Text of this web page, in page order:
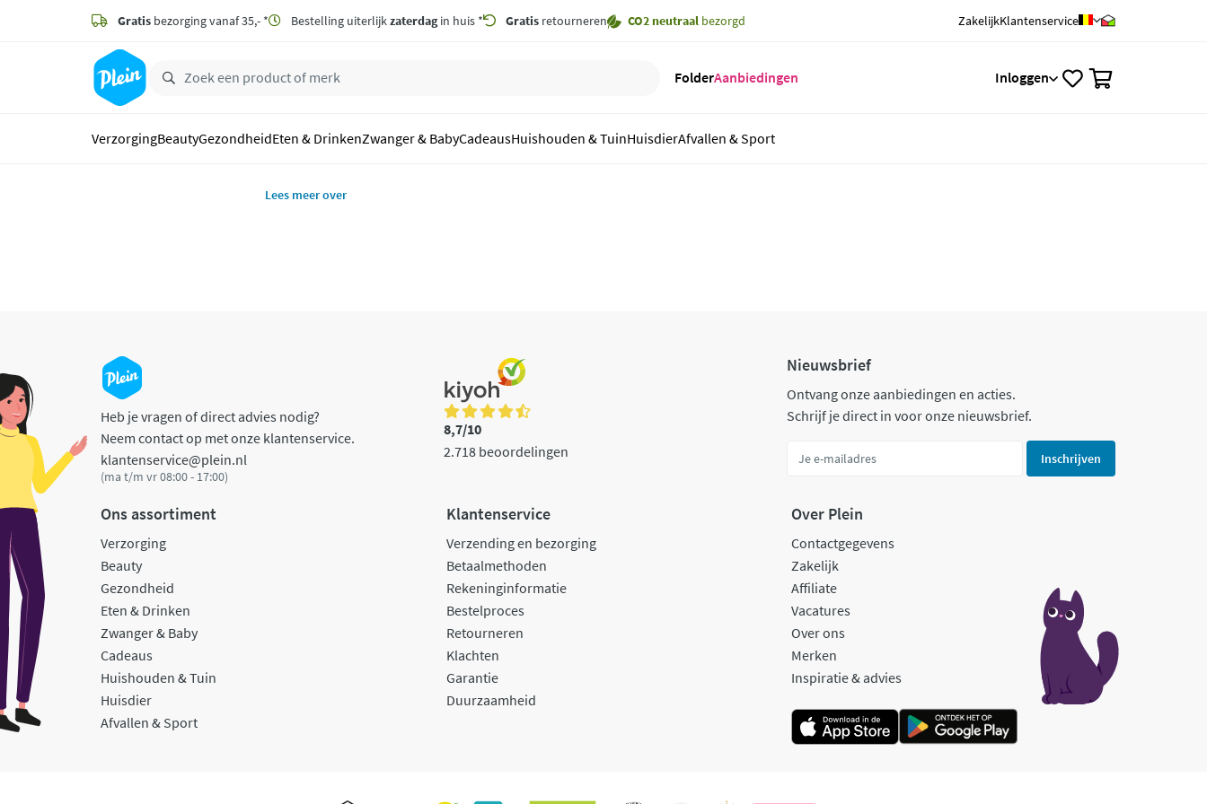
zoeken
hoofdinhoud
Gratis bezorging vanaf 35,- * Bestelling uiterlijkzaterdagin huis * Gratis retourneren CO2 neutraal bezorgd ZakelijkKlantenservice
FolderAanbiedingen Inloggen
VerzorgingBeautyGezondheidEten & DrinkenZwanger & BabyCadeausHuishouden & TuinHuisdierAfvallen & Sport
Lees meer over
Heb je vragen of direct advies nodig?
Neem contact op met onze klantenservice.
klantenservice@plein.nl
(ma t/m vr 08:00 - 17:00)
8,7/10
2.718 beoordelingen
Nieuwsbrief
Ontvang onze aanbiedingen en acties.
Schrijf je direct in voor onze nieuwsbrief.
Inschrijven
Ons assortiment
Verzorging
Beauty
Gezondheid
Eten & Drinken
Zwanger & Baby
Cadeaus
Huishouden & Tuin
Huisdier
Afvallen & Sport
Klantenservice
Verzending en bezorging
Betaalmethoden
Rekeninginformatie
Bestelproces
Retourneren
Klachten
Garantie
Duurzaamheid
Over Plein
Contactgegevens
Zakelijk
Affiliate
Vacatures
Over ons
Merken
Inspiratie & advies